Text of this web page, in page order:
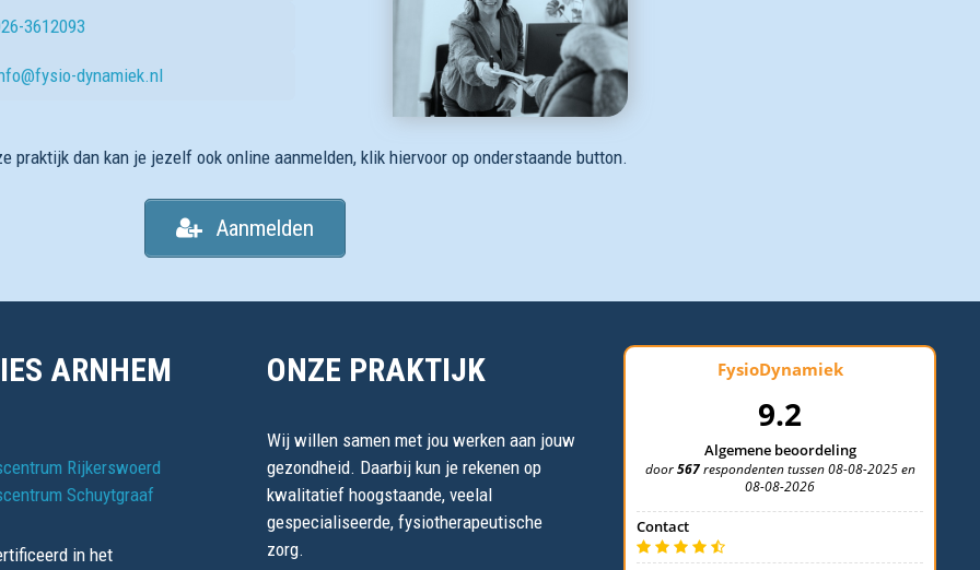
3612093
dynamiek.nl
praktijk dan kan je jezelf ook online aanmelden, klik hiervoor op onderstaande button.
Aanmelden
ARNHEM
Rijkerswoerd
Schuytgraaf
in het
ONZE PRAKTIJK
Wij willen samen met jou werken aan jouw
gezondheid. Daarbij kun je rekenen op
kwalitatief hoogstaande, veelal
gespecialiseerde, fysiotherapeutische
zorg.